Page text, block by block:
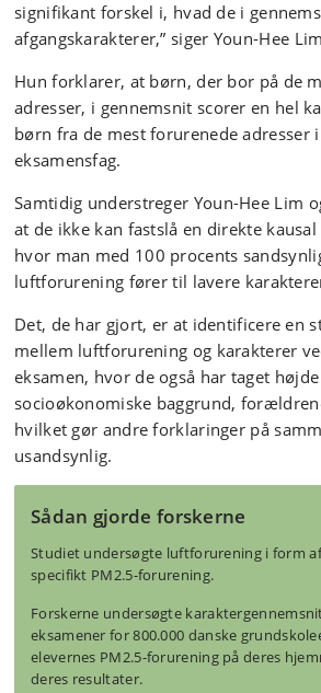
signifikant forskel i, hvad de i
afgangskarakterer,” siger Youn-Hee
Hun forklarer, at børn, der bor på de
adresser, i gennemsnit scorer en hel
børn fra de mest forurenede adresser
eksamensfag.
Samtidig understreger Youn-Hee Lim
at de ikke kan fastslå en direkte
hvor man med 100 procents
luftforurening fører til lavere
Det, de har gjort, er at identificere en
mellem luftforurening og karakterer
eksamen, hvor de også har taget
socioøkonomiske baggrund,
hvilket gør andre forklaringer på
usandsynlig.
Sådan gjorde forskerne
Studiet undersøgte luftforurening i form
specifikt PM2.5-forurening.
Forskerne undersøgte
eksamener for 800.000 danske
elevernes PM2.5-forurening på deres
deres resultater.